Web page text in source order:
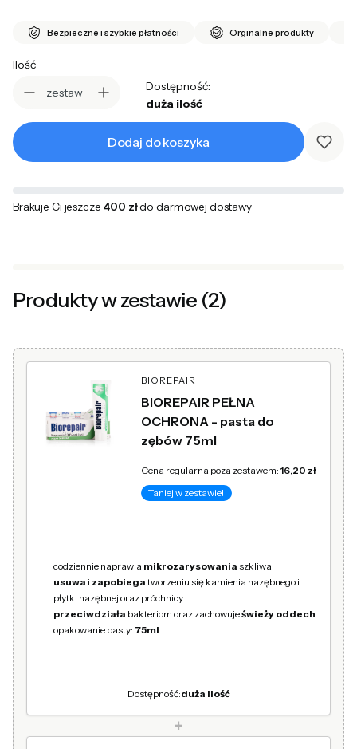
Bezpieczne i szybkie płatności Orginalne produkty
Ilość
zestaw
Dostępność:
duża ilość
Dodaj do koszyka
Brakuje Ci jeszcze 400 złdo darmowej dostawy
Produkty w zestawie (2)
BIOREPAIR
BIOREPAIR PEŁNA
OCHRONA - pasta do
zębów 75ml
Cena regularna poza zestawem:16,20 zł
Taniej w zestawie!
codziennie naprawia mikrozarysowania szkliwa
usuwa i zapobiegatworzeniu się kamienia nazębnego i
płytki nazębnej oraz próchnicy
przeciwdziała bakteriom oraz zachowujeświeży oddech
opakowanie pasty: 75ml
Dostępność:duża ilość
+